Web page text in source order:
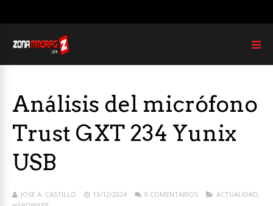
Análisis del micrófono
Trust GXT 234 Yunix
USB
JOSE A. CASTILLO 13/12/2024 0 COMENTARIOS ACTUALIDAD,